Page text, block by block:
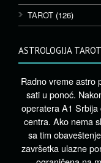
TAROT (126)
ASTROLOGIJA
Radno vreme astro
sati u ponoć.
operatera A1 Srbija
centra. Ako nema
sa tim
završetka ulazne